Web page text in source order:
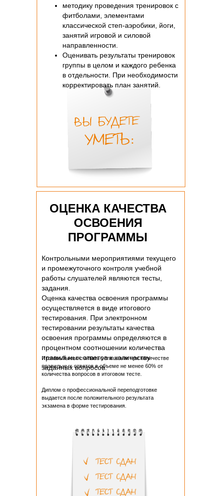
методику проведения тренировок с
фитболами, элементами
классической степ-аэробики, йоги,
занятий игровой и силовой
направленности.
Оценивать результаты тренировок
группы в целом и каждого ребенка
в отдельности. При необходимости
корректировать план занятий.
Контрольными мероприятиями текущего
и промежуточного контроля учебной
работы слушателей являются тесты,
задания.
Оценка качества освоения программы
осуществляется в виде итогового
тестирования. При электронном
тестировании результаты качества
освоения программы определяются в
процентном соотношении количества
правильных ответов к количеству
заданных вопросов.
Итоговый тест считать успешным при количестве
правильных ответов в объеме не менее 60% от
количества вопросов в итоговом тесте.
Диплом о профессиональной переподготовке
выдается после положительного результата
экзамена в форме тестирования.
ОЦЕНКА КАЧЕСТВА
ОСВОЕНИЯ
ПРОГРАММЫ